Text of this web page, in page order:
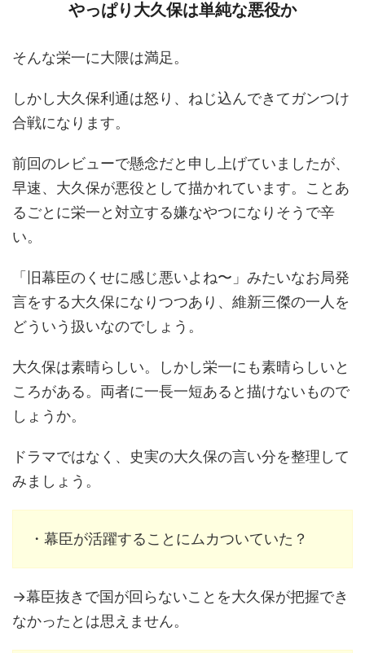
やっぱり大久保は単純な悪役か
そんな栄一に大隈は満足。
しかし大久保利通は怒り、ねじ込んできてガンつけ
合戦になります。
前回のレビューで懸念だと申し上げていましたが、
早速、大久保が悪役として描かれています。ことあ
るごとに栄一と対立する嫌なやつになりそうで辛
い。
「旧幕臣のくせに感じ悪いよね〜」みたいなお局発
言をする大久保になりつつあり、維新三傑の一人を
どういう扱いなのでしょう。
大久保は素晴らしい。しかし栄一にも素晴らしいと
ころがある。両者に一長一短あると描けないもので
しょうか。
ドラマではなく、史実の大久保の言い分を整理して
みましょう。
・幕臣が活躍することにムカついていた？
→幕臣抜きで国が回らないことを大久保が把握でき
なかったとは思えません。